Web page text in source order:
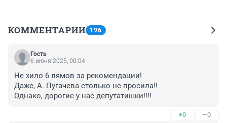
КОММЕНТАРИИ 196
Гость
6 июня 2025, 00:04
Не хило 6 лямов за рекомендации!
Даже, А. Пугачева столько не просила!!
Однако, дорогие у нас депутатишки!!!!
+0 –0